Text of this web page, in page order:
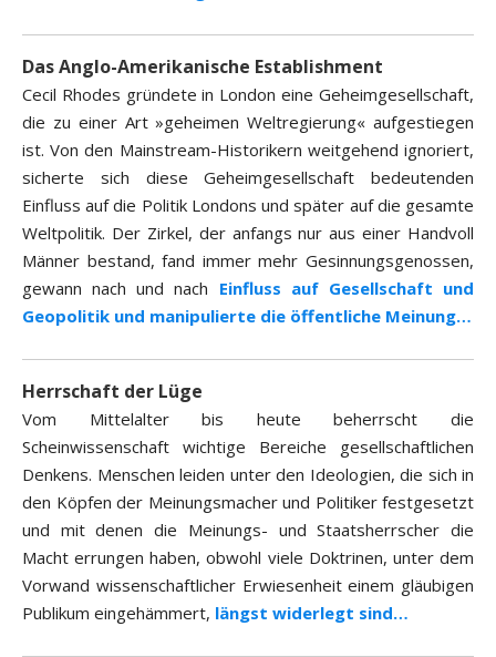
Das Anglo-Amerikanische Establishment
Cecil Rhodes gründete in London eine Geheimgesellschaft,
die zu einer Art »geheimen Weltregierung« aufgestiegen
ist. Von den Mainstream-Historikern weitgehend ignoriert,
sicherte sich diese Geheimgesellschaft bedeutenden
Einfluss auf die Politik Londons und später auf die gesamte
Weltpolitik. Der Zirkel, der anfangs nur aus einer Handvoll
Männer bestand, fand immer mehr Gesinnungsgenossen,
gewann nach und nach Einfluss auf Gesellschaft und
Geopolitik und manipulierte die öffentliche Meinung…
Herrschaft der Lüge
Vom Mittelalter bis heute beherrscht die
Scheinwissenschaft wichtige Bereiche gesellschaftlichen
Denkens. Menschen leiden unter den Ideologien, die sich in
den Köpfen der Meinungsmacher und Politiker festgesetzt
und mit denen die Meinungs- und Staatsherrscher die
Macht errungen haben, obwohl viele Doktrinen, unter dem
Vorwand wissenschaftlicher Erwiesenheit einem gläubigen
Publikum eingehämmert, längst widerlegt sind…